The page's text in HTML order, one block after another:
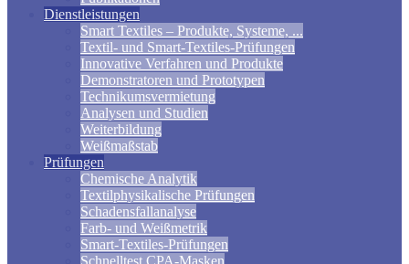
Dienstleistungen
Smart Textiles – Produkte, Systeme, ...
Textil- und Smart-Textiles-Prüfungen
Innovative Verfahren und Produkte
Demonstratoren und Prototypen
Technikumsvermietung
Analysen und Studien
Weiterbildung
Weißmaßstab
Prüfungen
Chemische Analytik
Textilphysikalische Prüfungen
Schadensfallanalyse
Farb- und Weißmetrik
Smart-Textiles-Prüfungen
Schnelltest CPA-Masken